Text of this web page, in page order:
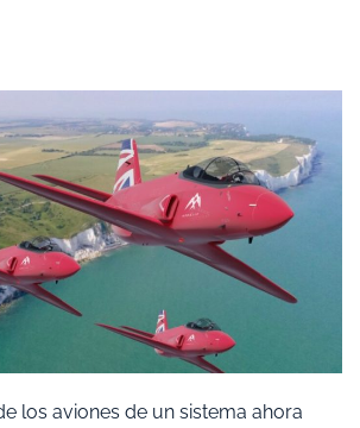
los aviones de un sistema ahora